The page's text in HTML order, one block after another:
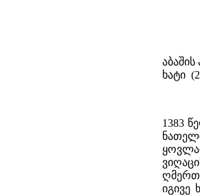
ხატი
1383
იგივე